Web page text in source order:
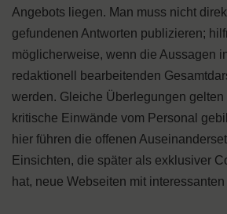
Angebots liegen. Man muss nicht
gefundenen Antworten publizieren;
möglicherweise, wenn die Aussagen
redaktionell bearbeitenden
werden. Gleiche Überlegungen
kritische Einwände vom Personal
hier führen die offenen
Einsichten, die später als exklusiver
hat, neue Webseiten mit